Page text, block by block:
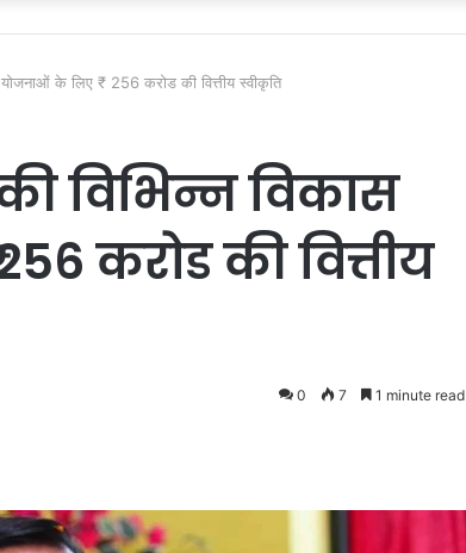
के लिए ₹ 256 करोड की वित्तीय स्वीकृति
विभिन्न विकास
करोड की वित्तीय
0 7 1 minute read